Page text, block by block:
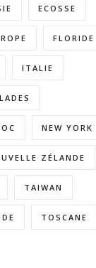
ECOSSE
FLORIDE
ITALIE
NEW YORK
ZÉLANDE
TAIWAN
TOSCANE